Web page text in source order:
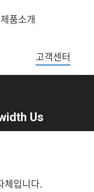
제품소개
고객센터
Us
체입니다.